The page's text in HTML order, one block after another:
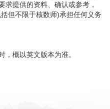
求提供的资料、确认或参考，
但不限于核数师)承担任何义务
，概以英文版本为准。